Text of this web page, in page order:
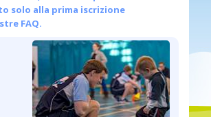
solo alla prima iscrizione
FAQ.